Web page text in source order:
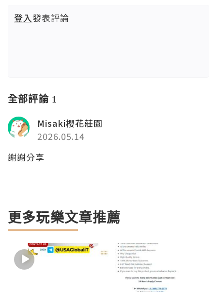
登入發表評論
全部評論 1
Misaki櫻花莊園
2026.05.14
謝謝分享
更多玩樂文章推薦